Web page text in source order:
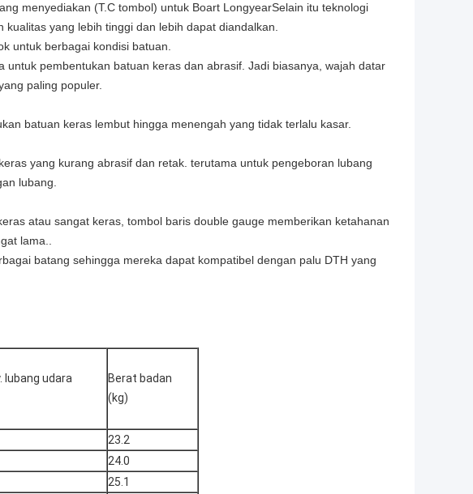
menyediakan (T.C tombol) untuk Boart LongyearSelain itu teknologi
yang lebih tinggi dan lebih dapat diandalkan.
untuk berbagai kondisi batuan.
untuk pembentukan batuan keras dan abrasif. Jadi biasanya, wajah datar
paling populer.
batuan keras lembut hingga menengah yang tidak terlalu kasar.
yang kurang abrasif dan retak. terutama untuk pengeboran lubang
lubang.
atau sangat keras, tombol baris double gauge memberikan ketahanan
lama..
batang sehingga mereka dapat kompatibel dengan palu DTH yang
lubang udara
Berat badan
(kg)
23.2
24.0
25.1